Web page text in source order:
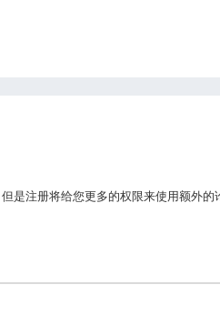
是注册将给您更多的权限来使用额外